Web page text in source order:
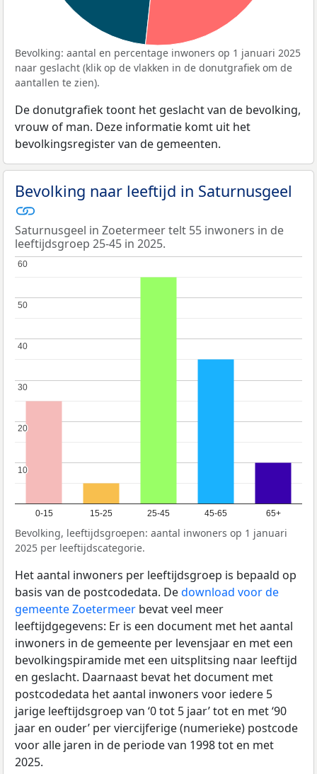
Bevolking: aantal en percentage inwoners op 1 januari 2025
naar geslacht (klik op de vlakken in de donutgrafiek om de
aantallen te zien).
De donutgrafiek toont het geslacht van de bevolking,
vrouw of man. Deze informatie komt uit het
bevolkingsregister van de gemeenten.
Bevolking naar leeftijd in Saturnusgeel
Saturnusgeel in Zoetermeer telt 55 inwoners in de
leeftijdsgroep 25-45 in 2025.
0-15 15-25 25-45 45-65 65+
10
10
20
20
30
30
40
40
50
50
60
60
Bevolking, leeftijdsgroepen: aantal inwoners op 1 januari
2025 per leeftijdscategorie.
Het aantal inwoners per leeftijdsgroep is bepaald op
basis van de postcodedata. Dedownload voor de
gemeente Zoetermeer bevat veel meer
leeftijdgegevens: Er is een document met het aantal
inwoners in de gemeente per levensjaar en met een
bevolkingspiramide met een uitsplitsing naar leeftijd
en geslacht. Daarnaast bevat het document met
postcodedata het aantal inwoners voor iedere 5
jarige leeftijdsgroep van ‘0 tot 5 jaar’ tot en met ‘90
jaar en ouder’ per viercijferige (numerieke) postcode
voor alle jaren in de periode van 1998 tot en met
2025.